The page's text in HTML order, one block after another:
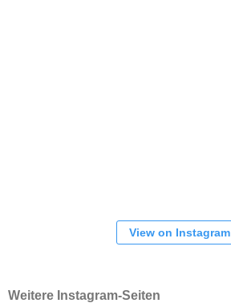
View on Instagram
Weitere Instagram-Seiten